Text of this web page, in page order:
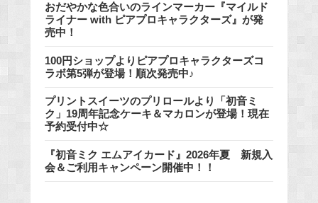
おだやかな色合いのラインマーカー『マイルド
ライナー with ピアプロキャラクターズ』が発
売中！
100円ショップよりピアプロキャラクターズコ
ラボ第5弾が登場！順次発売中♪
プリントスイーツのプリロールより「初音ミ
ク」19周年記念ケーキ＆マカロンが登場！現在
予約受付中☆
『初音ミク エムアイカード』2026年夏 新規入
会＆ご利用キャンペーン開催中！！